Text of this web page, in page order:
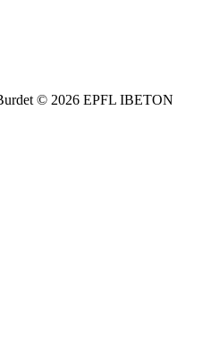
© 2026 EPFL IBETON